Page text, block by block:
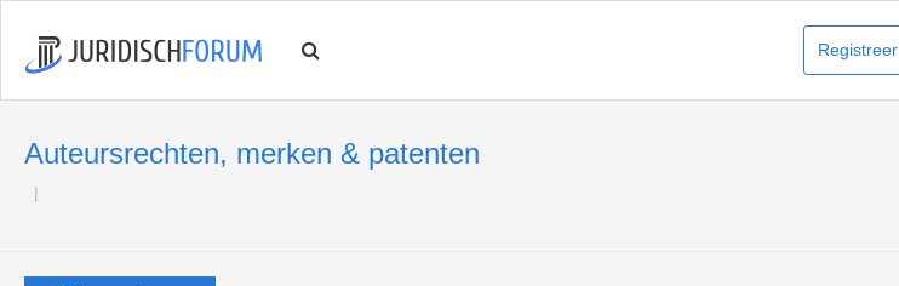
Registreer
Auteursrechten, merken & patenten